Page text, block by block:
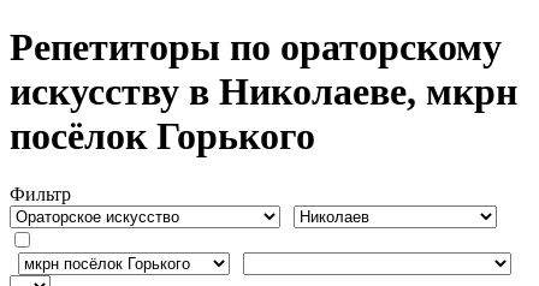
Репетиторы по ораторскому
искусству в Николаеве, мкрн
посёлок Горького
Фильтр